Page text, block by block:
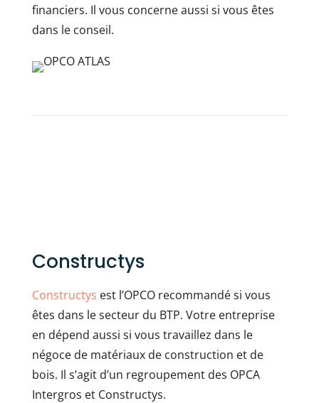
financiers. Il vous concerne aussi si vous êtes
dans le conseil.
Constructys
Constructys est l’OPCO recommandé si vous
êtes dans le secteur du BTP. Votre entreprise
en dépend aussi si vous travaillez dans le
négoce de matériaux de construction et de
bois. Il s’agit d’un regroupement des OPCA
Intergros et Constructys.